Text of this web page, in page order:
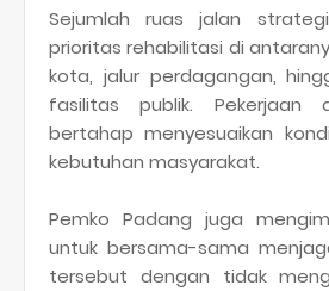
Sejumlah ruas jalan
prioritas rehabilitasi di
kota, jalur perdagangan,
fasilitas publik. Pekerjaan
bertahap menyesuaikan
kebutuhan masyarakat.
Pemko Padang juga
untuk bersama-sama
tersebut dengan tidak